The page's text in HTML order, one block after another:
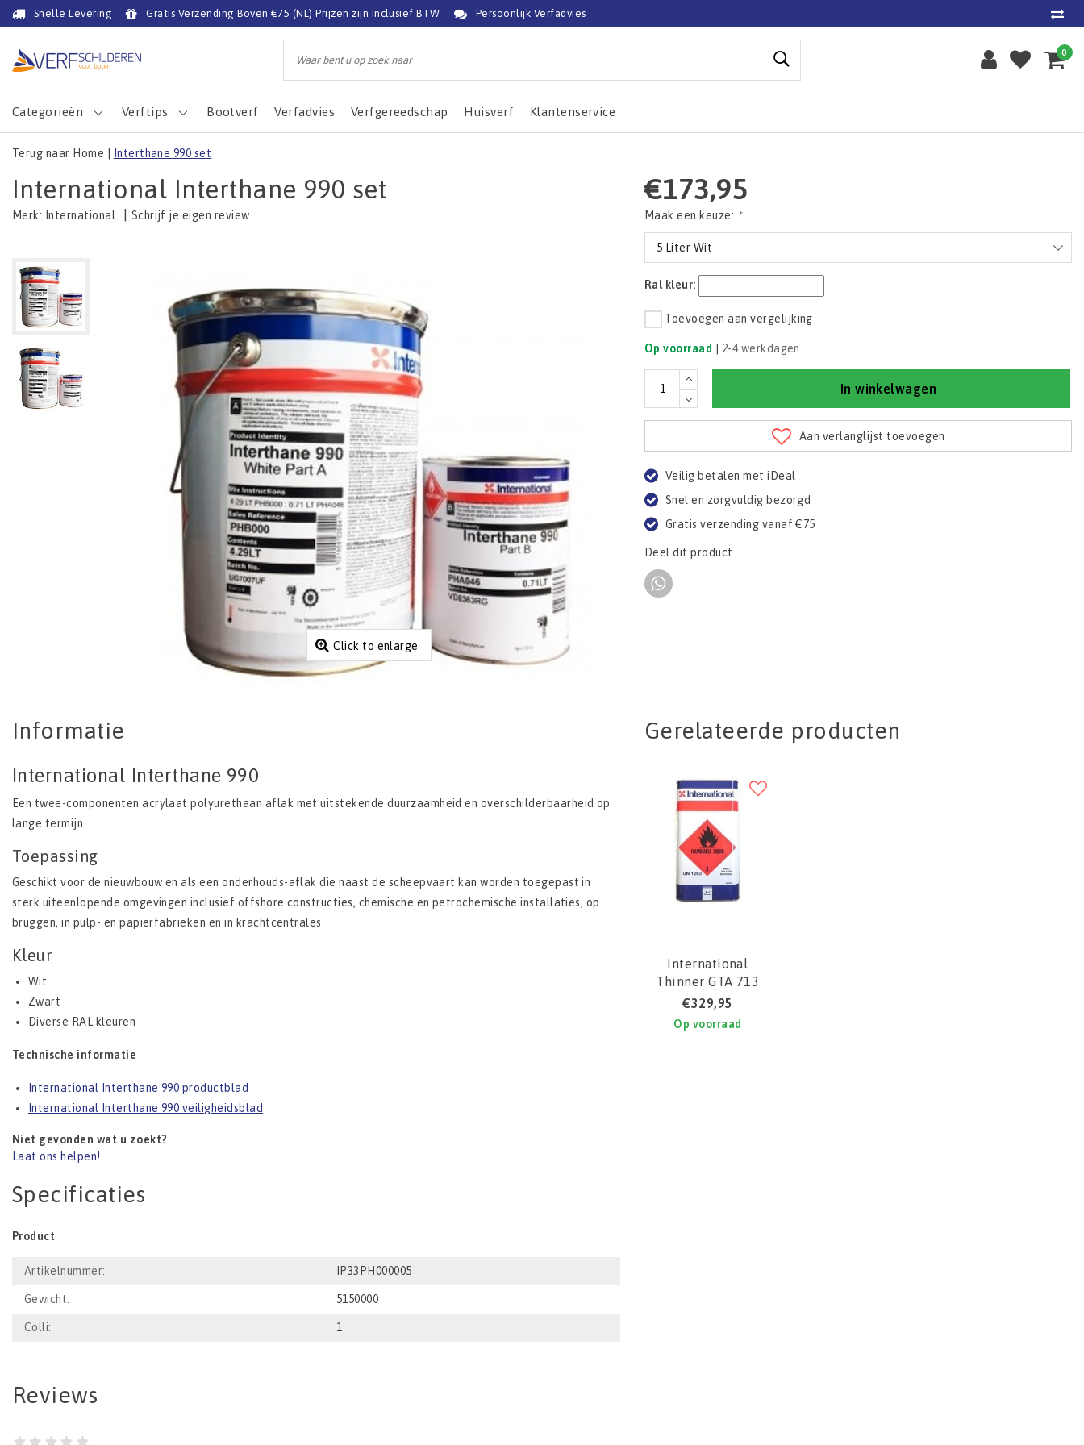
Snelle Levering Gratis Verzending Boven €75 (NL) Prijzen zijn inclusief BTW Persoonlijk Verfadvies
0
Categorieën Verftips Bootverf Verfadvies Verfgereedschap Huisverf Klantenservice
Terug naar Home Interthane 990 set
International Interthane 990 set
Merk: International Schrijf je eigen review
Click to enlarge
€173,95
Maak een keuze: *
5 Liter Wit
Ral kleur:
Toevoegen aan vergelijking
Op voorraad | 2-4 werkdagen
In winkelwagen
Aan verlanglijst toevoegen
Veilig betalen met iDeal
Snel en zorgvuldig bezorgd
Gratis verzending vanaf €75
Deel dit product
Informatie
International Interthane 990
Een twee-componenten acrylaat polyurethaan aflak met uitstekende duurzaamheid en overschilderbaarheid op
lange termijn.
Toepassing
Geschikt voor de nieuwbouw en als een onderhouds-aflak die naast de scheepvaart kan worden toegepast in
sterk uiteenlopende omgevingen inclusief offshore constructies, chemische en petrochemische installaties, op
bruggen, in pulp- en papierfabrieken en in krachtcentrales.
Kleur
Wit
Zwart
Diverse RAL kleuren
Technische informatie
International Interthane 990 productblad
International Interthane 990 veiligheidsblad
Niet gevonden wat u zoekt?
Laat ons helpen!
Specificaties
Product
Artikelnummer: IP33PH000005
Gewicht: 5150000
Colli: 1
Reviews
Gerelateerde producten
International
Thinner GTA 713
€329,95
Op voorraad